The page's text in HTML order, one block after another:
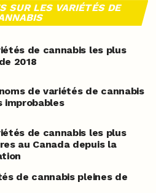
SUR LES VARIÉTÉS DE
de cannabis les plus
2018
de variétés de cannabis
improbables
de cannabis les plus
au Canada depuis la
de cannabis pleines de